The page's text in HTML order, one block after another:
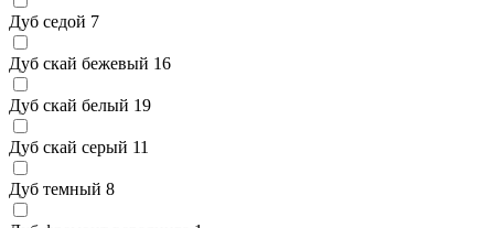
Дуб седой 7
Дуб скай бежевый 16
Дуб скай белый 19
Дуб скай серый 11
Дуб темный 8